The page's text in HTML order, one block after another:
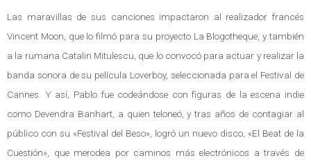
Las maravillas de sus canciones impactaron al realizador francés
Vincent Moon, que lo filmó para su proyecto La Blogotheque, y también
a la rumana Catalin Mitulescu, que lo convocó para actuar y realizar la
banda sonora de su película Loverboy, seleccionada para el Festival de
Cannes. Y así, Pablo fue codeándose con figuras de la escena indie
como Devendra Banhart, a quien teloneó, y tras años de contagiar al
público con su «Festival del Beso», logró un nuevo disco, «El Beat de la
Cuestión», que merodea por caminos más electrónicos a través de